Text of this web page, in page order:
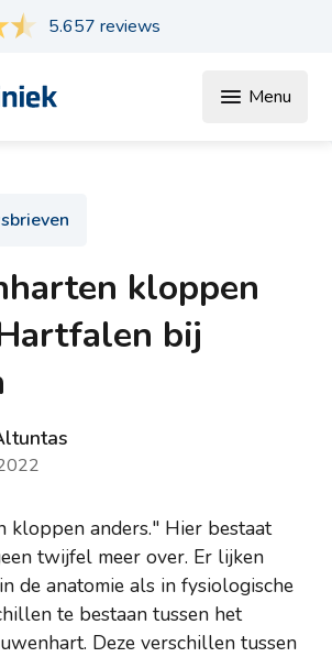
5.657 reviews
Menu
kloppen
bij
kloppen anders." Hier bestaat
twijfel meer over. Er lijken
de anatomie als in fysiologische
te bestaan tussen het
Deze verschillen tussen